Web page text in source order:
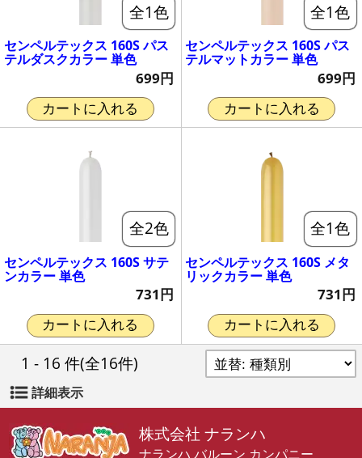
全1色
センペルテックス 160S パス
テルダスクカラー 単色
699円
カートに入れる
全1色
センペルテックス 160S パス
テルマットカラー 単色
699円
カートに入れる
全2色
センペルテックス 160S サテ
ンカラー 単色
731円
カートに入れる
全1色
センペルテックス 160S メタ
リックカラー 単色
731円
カートに入れる
1 - 16 件(全16件)
詳細表示
株式会社 ナランハ
ナランハ バルーン カンパニー